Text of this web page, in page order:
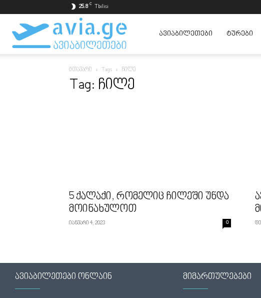
25.8 C Tbilisi
ავიაბილეთები
ყველაზე
ᲐᲕᲘᲐᲑᲘᲚᲔᲗᲔᲑᲘ ᲢᲣᲠᲔᲑᲘ
მთავარი Tags ჩილე
Tag: ჩილე
5 ქალაქი, რომელიც ჩილეში უნდა
მოინახულოთ
იანვარი 4, 2023 0
ავიაბილეთები ონლაინ მიმართულებები